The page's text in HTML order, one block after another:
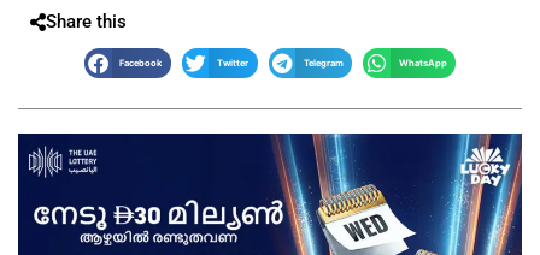
Share this
Facebook Twitter Telegram WhatsApp